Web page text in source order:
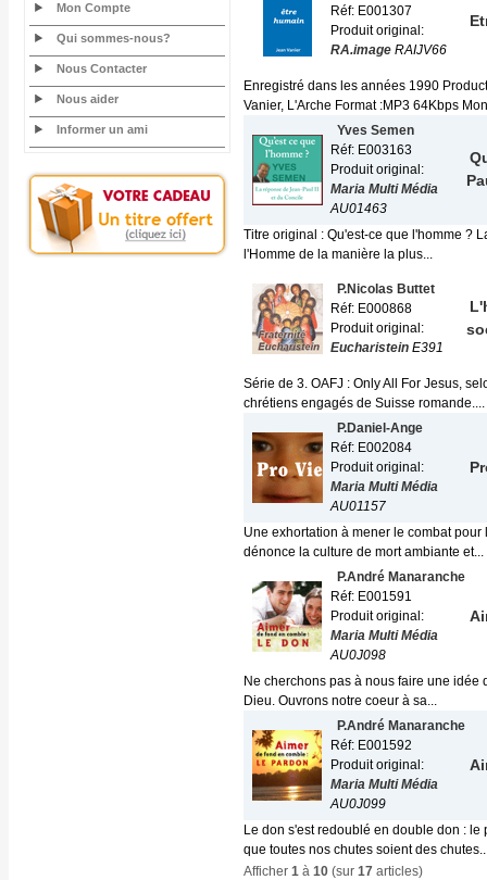
Mon Compte
Qui sommes-nous?
Nous Contacter
Nous aider
Informer un ami
Réf: E001307
Produit original:
RA.image RAIJV66
Enregistré dans les années 1990
Vanier, L'Arche Format :MP3 64Kbps
Yves Semen
Réf: E003163
Produit original:
Maria Multi Média
AU01463
Titre original : Qu'est-ce que l'homme ?
l'Homme de la manière la plus...
P.Nicolas Buttet
Réf: E000868
Produit original:
Eucharistein E391
Série de 3. OAFJ : Only All For Jesus,
chrétiens engagés de Suisse romande....
P.Daniel-Ange
Réf: E002084
Produit original:
Maria Multi Média
AU01157
Une exhortation à mener le combat
dénonce la culture de mort ambiante et...
P.André Manaranche
Réf: E001591
Produit original:
Maria Multi Média
AU0J098
Ne cherchons pas à nous faire une
Dieu. Ouvrons notre coeur à sa...
P.André Manaranche
Réf: E001592
Produit original:
Maria Multi Média
AU0J099
Le don s'est redoublé en double don :
que toutes nos chutes soient des
Afficher 1 à 10 (sur 17 articles)